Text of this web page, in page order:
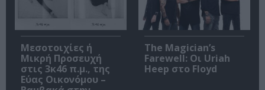
Μεσοτοιχίες ή
Μικρή Προσευχή
στις 3κ46 π.μ., της
Εύας Οικονόμου –
The Magician’s
Farewell: Οι Uriah
Heep στο Floyd